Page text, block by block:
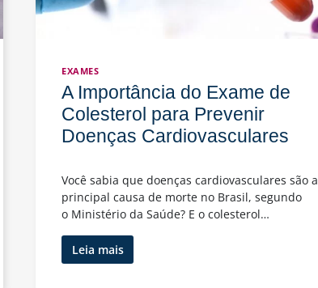
EXAMES
A Importância do Exame de
Colesterol para Prevenir
Doenças Cardiovasculares
Você sabia que doenças cardiovasculares são a
principal causa de morte no Brasil, segundo
o Ministério da Saúde? E o colesterol…
Leia maisA
Importância